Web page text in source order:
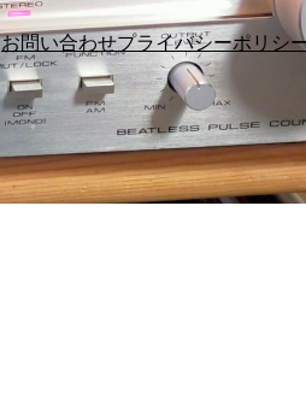
お問い合わせプライバシーポリシ